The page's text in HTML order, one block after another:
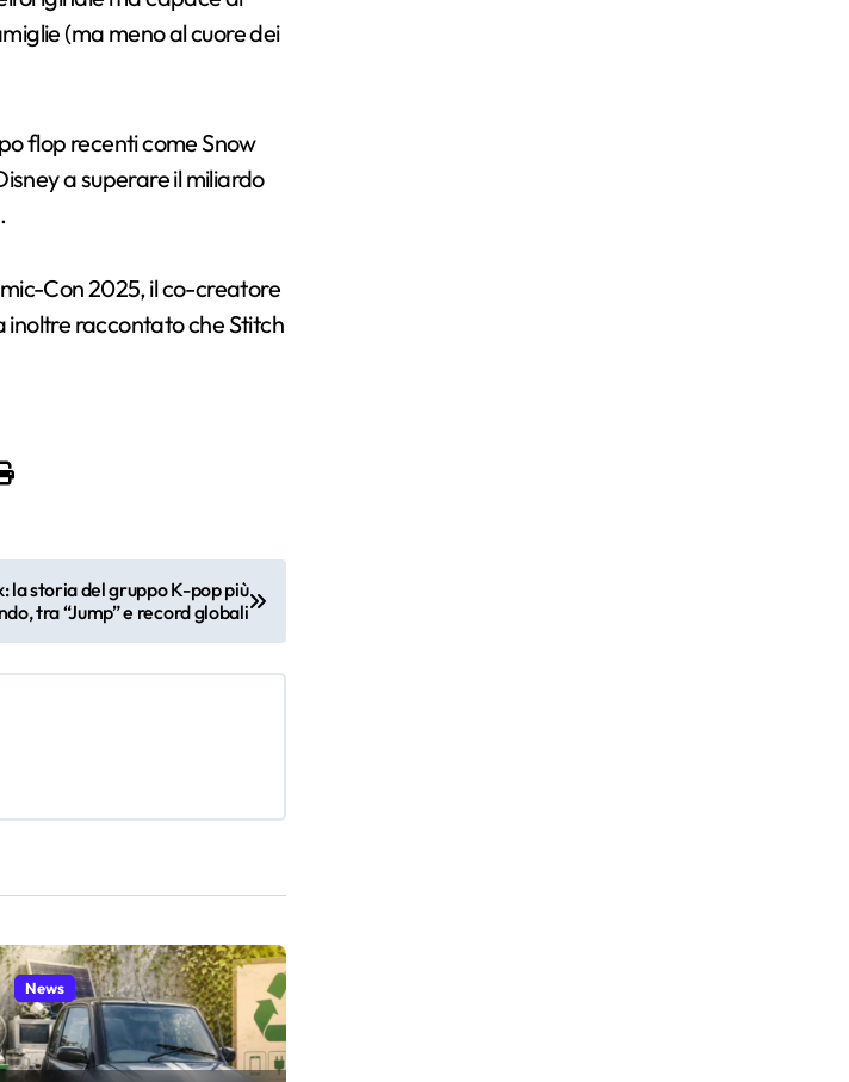
(ma meno al cuore dei
flop recenti come Snow
a superare il miliardo
Con 2025, il co-creatore
inoltre raccontato che Stitch
la storia del gruppo K-pop più
tra “Jump” e record globali
News